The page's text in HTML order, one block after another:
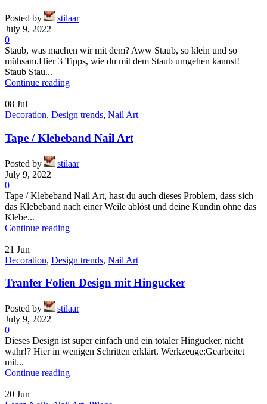
Posted by
stilaar
July 9, 2022
0
Staub, was machen wir mit dem? Aww Staub, so klein und so
mühsam.Hier 3 Tipps, wie du mit dem Staub umgehen kannst!
Staub Stau...
Continue reading
08 Jul
Decoration, Design trends, Nail Art
Tape / Klebeband Nail Art
Posted by
stilaar
July 9, 2022
0
Tape / Klebeband Nail Art, hast du auch dieses Problem, dass sich
das Klebeband nach einer Weile ablöst und deine Kundin ohne das
Klebe...
Continue reading
21 Jun
Decoration, Design trends, Nail Art
Tranfer Folien Design mit Hingucker
Posted by
stilaar
July 9, 2022
0
Dieses Design ist super einfach und ein totaler Hingucker, nicht
wahr!? Hier in wenigen Schritten erklärt. Werkzeuge:Gearbeitet
mit...
Continue reading
20 Jun